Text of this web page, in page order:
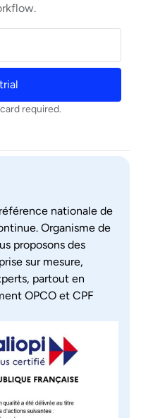
required.
nationale de
Organisme de
proposons des
sur mesure,
partout en
OPCO et CPF